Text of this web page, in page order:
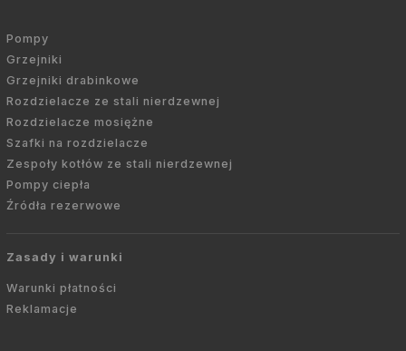
Pompy
Grzejniki
Grzejniki drabinkowe
Rozdzielacze ze stali nierdzewnej
Rozdzielacze mosiężne
Szafki na rozdzielacze
Zespoły kotłów ze stali nierdzewnej
Pompy ciepła
Źródła rezerwowe
Zasady i warunki
Warunki płatności
Reklamacje